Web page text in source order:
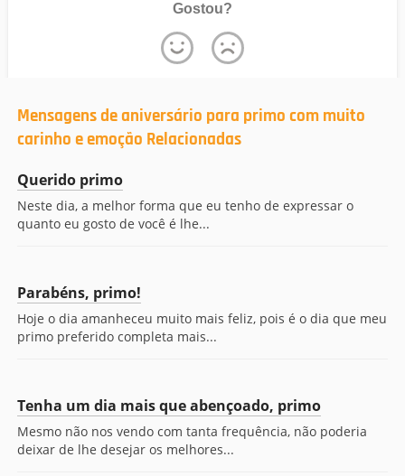
Gostou?
Mensagens de aniversário para primo com muito
carinho e emoção Relacionadas
Querido primo
Neste dia, a melhor forma que eu tenho de expressar o
quanto eu gosto de você é lhe...
Parabéns, primo!
Hoje o dia amanheceu muito mais feliz, pois é o dia que meu
primo preferido completa mais...
Tenha um dia mais que abençoado, primo
Mesmo não nos vendo com tanta frequência, não poderia
deixar de lhe desejar os melhores...